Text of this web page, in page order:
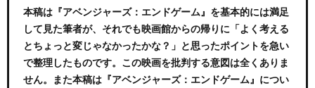
本稿は『アベンジャーズ：エンドゲーム』を基本的には満足
して見た筆者が、それでも映画館からの帰りに「よく考える
とちょっと変じゃなかったかな？」と思ったポイントを急い
で整理したものです。この映画を批判する意図は全くありま
せん。また本稿は『アベンジャーズ：エンドゲーム』につい